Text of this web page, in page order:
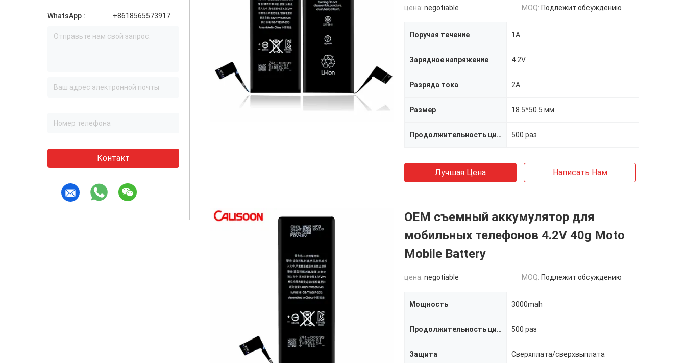
WhatsApp : +8618565573917
Контакт
цена: negotiable MOQ: Подлежит обсуждению
Поручая течение 1A
Зарядное напряжение 4.2V
Разряда тока 2A
Размер 18.5*50.5 мм
Продолжительность цикла 500 раз
Лучшая Цена Написать Нам
OEM съемный аккумулятор для
мобильных телефонов 4.2V 40g Moto
Mobile Battery
цена: negotiable MOQ: Подлежит обсуждению
Мощность 3000mah
Продолжительность цикла 500 раз
Защита Сверхплата/сверхвыплата